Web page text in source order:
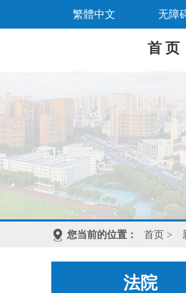
繁體中文 无障
首 页
您当前的位置： 首页 >
法院